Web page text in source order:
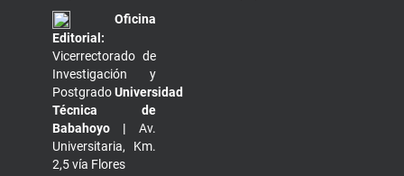
Oficina
Editorial:
Vicerrectorado de
Investigación y
PostgradoUniversidad
Técnica de
Babahoyo | Av.
Universitaria, Km.
2,5 vía Flores